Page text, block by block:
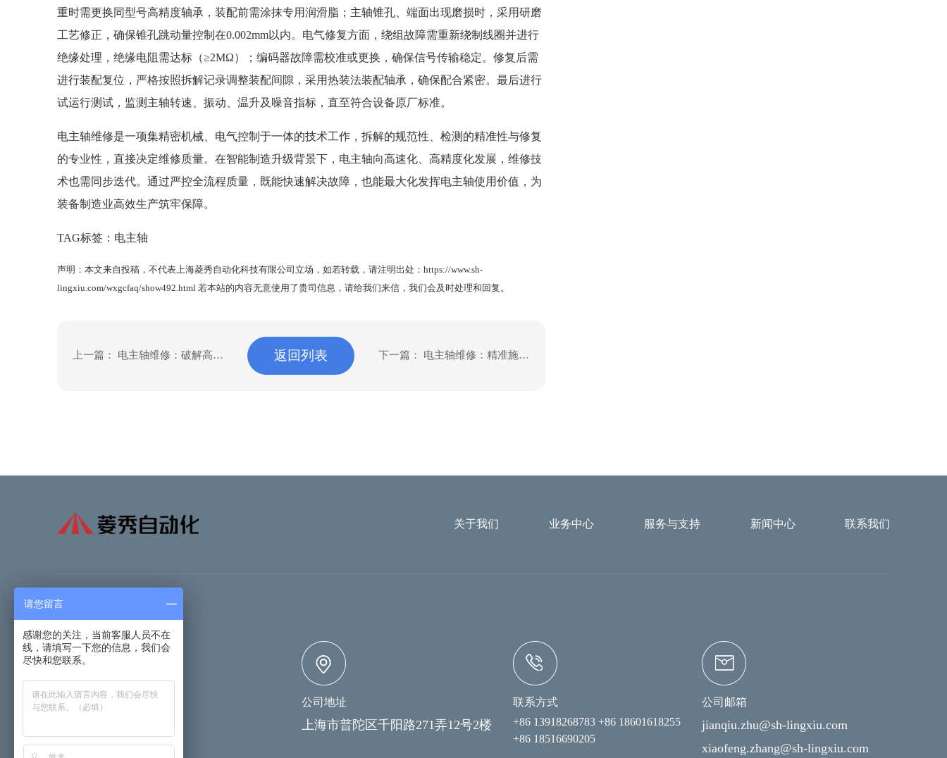
重时需更换同型号高精度轴承，装配前需涂抹专用润滑脂；主轴锥孔、端面出现磨损时，采用研磨
工艺修正，确保锥孔跳动量控制在0.002mm以内。电气修复方面，绕组故障需重新绕制线圈并进行
绝缘处理，绝缘电阻需达标（≥2MΩ）；编码器故障需校准或更换，确保信号传输稳定。修复后需
进行装配复位，严格按照拆解记录调整装配间隙，采用热装法装配轴承，确保配合紧密。最后进行
试运行测试，监测主轴转速、振动、温升及噪音指标，直至符合设备原厂标准。
电主轴维修是一项集精密机械、电气控制于一体的技术工作，拆解的规范性、检测的精准性与修复
的专业性，直接决定维修质量。在智能制造升级背景下，电主轴向高速化、高精度化发展，维修技
术也需同步迭代。通过严控全流程质量，既能快速解决故障，也能最大化发挥电主轴使用价值，为
装备制造业高效生产筑牢保障。
TAG标签： 电主轴
声明：本文来自投稿，不代表上海菱秀自动化科技有限公司立场，如若转载，请注明出处： https://www.sh-
lingxiu.com/wxgcfaq/show492.html 若本站的内容无意使用了贵司信息，请给我们来信，我们会及时处理和回复。
上一篇： 电主轴维修：破解高频 返回列表 下一篇： 电主轴维修：精准施策
关于我们 业务中心 服务与支持 新闻中心 联系我们
扫一扫关注菱秀公众号
公司地址
上海市普陀区千阳路271弄12号2楼
联系方式
+86 13918268783 +86 18601618255
+86 18516690205
公司邮箱
jianqiu.zhu@sh-lingxiu.com
xiaofeng.zhang@sh-lingxiu.com
请您留言
感谢您的关注，当前客服人员不在
线，请填写一下您的信息，我们会
尽快和您联系。